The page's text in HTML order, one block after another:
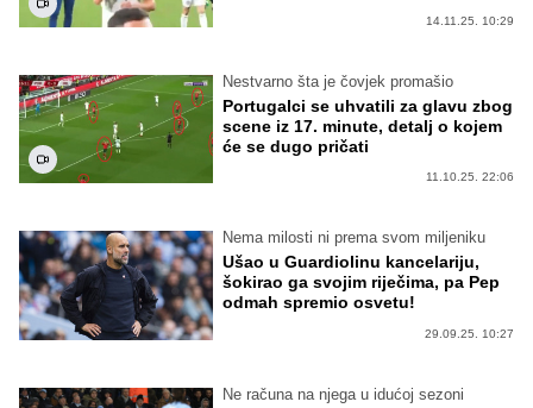
14.11.25. 10:29
Nestvarno šta je čovjek promašio
Portugalci se uhvatili za glavu zbog
scene iz 17. minute, detalj o kojem
će se dugo pričati
11.10.25. 22:06
Nema milosti ni prema svom miljeniku
Ušao u Guardiolinu kancelariju,
šokirao ga svojim riječima, pa Pep
odmah spremio osvetu!
29.09.25. 10:27
Ne računa na njega u idućoj sezoni